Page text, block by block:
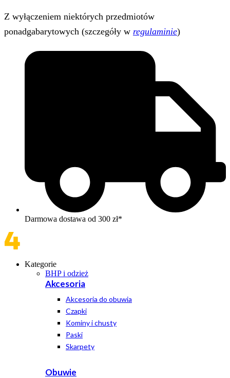
Z wyłączeniem niektórych przedmiotów
ponadgabarytowych (szczegóły w regulaminie)
Darmowa dostawa od 300 zł*
Kategorie
BHP i odzież
Akcesoria
Akcesoria do obuwia
Czapki
Kominy i chusty
Paski
Skarpety
Obuwie